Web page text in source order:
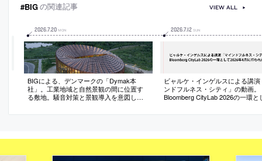
#BIGの関連記事
2026.7.20 MON
BIGによる、デンマークの「Dymak本
社」。工業地域と自然景観の間に位置す
る敷地。騒音対策と景観導入を意図し、
建物”を考案。園芸用品を扱う企業の社屋
2026.7.12 SUN
ビャルケ・インゲルスによる講演
ンドフルネス・シティ」の動画。
Bloomberg CityLab 2026の一環と
VIEW ALL